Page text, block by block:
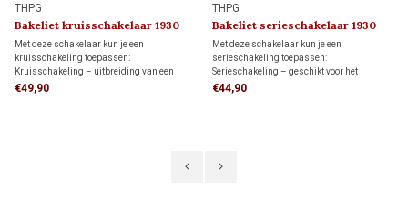
THPG
Bakeliet kruisschakelaar 1930
Met deze schakelaar kun je een
kruisschakeling toepassen:
Kruisschakeling – uitbreiding van een
wisselschakeling waarmee een lamp of
€49,90
THPG
Bakeliet serieschakelaar 1930
Met deze schakelaar kun je een
serieschakeling toepassen:
Serieschakeling – geschikt voor het
onafhankelijk schakelen van twee
€44,90